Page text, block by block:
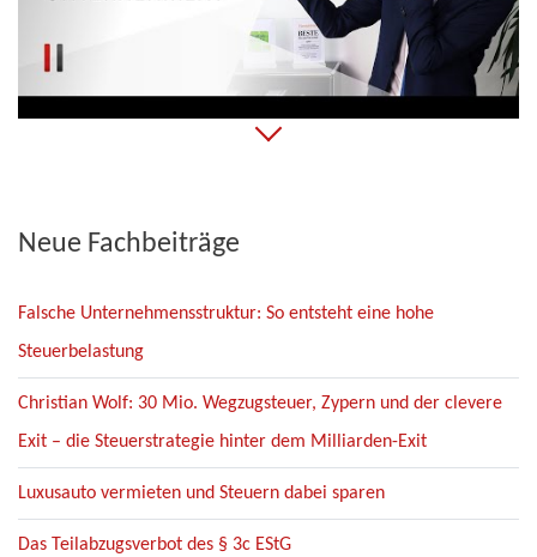
Neue Fachbeiträge
Falsche Unternehmensstruktur: So entsteht eine hohe
Steuerbelastung
Christian Wolf: 30 Mio. Wegzugsteuer, Zypern und der clevere
Exit – die Steuerstrategie hinter dem Milliarden-Exit
Luxusauto vermieten und Steuern dabei sparen
Das Teilabzugsverbot des § 3c EStG